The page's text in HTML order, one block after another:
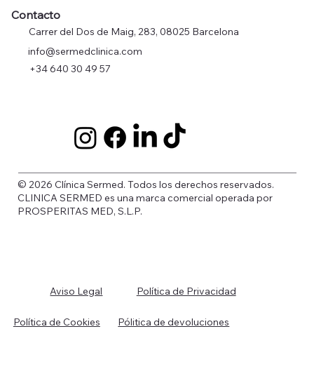
Contacto
Carrer del Dos de Maig, 283, 08025 Barcelona
info@sermedclinica.com
+34 640 30 49 57
© 2026 Clínica Sermed. Todos los derechos reservados.
CLINICA SERMED es una marca comercial operada por
PROSPERITAS MED, S.L.P.
Aviso Legal Política de Privacidad
Política de Cookies Pólitica de devoluciones